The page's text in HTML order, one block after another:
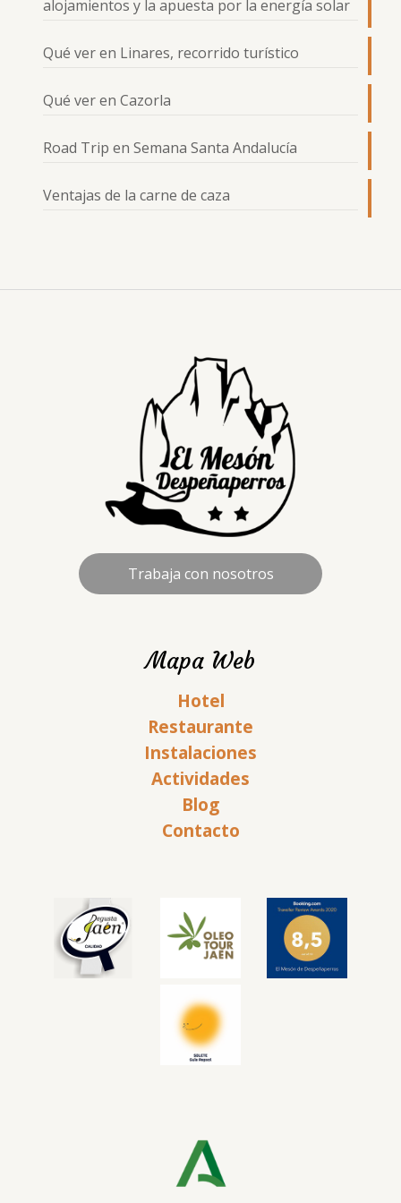
alojamientos y la apuesta por la energía solar
Qué ver en Linares, recorrido turístico
Qué ver en Cazorla
Road Trip en Semana Santa Andalucía
Ventajas de la carne de caza
Trabaja con nosotros
Mapa Web
Hotel
Restaurante
Instalaciones
Actividades
Blog
Contacto